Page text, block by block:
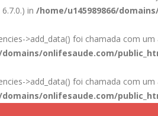
in /home/u145989866/
>add_data() foi chamada com
domains/onlifesaude.com/
>add_data() foi chamada com
domains/onlifesaude.com/